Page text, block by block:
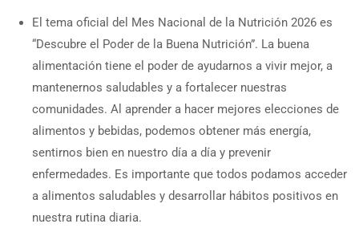
El tema oficial del Mes Nacional de la Nutrición 2026 es
“Descubre el Poder de la Buena Nutrición”. La buena
alimentación tiene el poder de ayudarnos a vivir mejor, a
mantenernos saludables y a fortalecer nuestras
comunidades. Al aprender a hacer mejores elecciones de
alimentos y bebidas, podemos obtener más energía,
sentirnos bien en nuestro día a día y prevenir
enfermedades. Es importante que todos podamos acceder
a alimentos saludables y desarrollar hábitos positivos en
nuestra rutina diaria.